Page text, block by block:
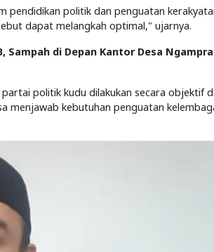
pendidikan politik dan penguatan
dapat melangkah optimal," ujarnya.
Sampah di Depan Kantor Desa
politik kudu dilakukan secara objektif
menjawab kebutuhan penguatan